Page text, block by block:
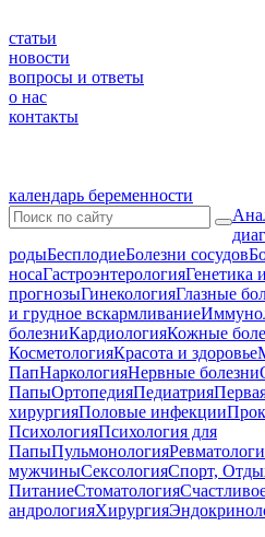
статьи
новости
вопросы и ответы
о нас
контакты
календарь беременности
родыБесплодиеБолезни сосудов
носаГастроэнтерологияГенетика и
прогнозыГинекологияГлазные
и грудное вскармливание
болезниКардиологияКожные
КосметологияКрасота и здоровье
ПапНаркологияНервные болезни
ПапыОртопедияПедиатрия
хирургияПоловые инфекции
ПсихологияПсихология для
ПапыПульмонология
мужчиныСексологияСпорт,
ПитаниеСтоматология
андрологияХирургия